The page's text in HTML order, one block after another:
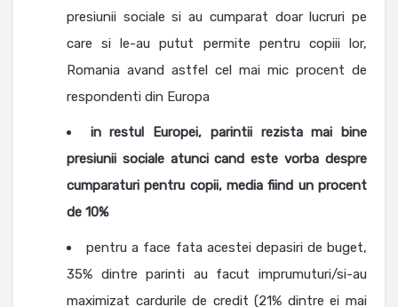
presiunii sociale si au cumparat doar lucruri pe
care si le-au putut permite pentru copiii lor,
Romania avand astfel cel mai mic procent de
respondenti din Europa
in restul Europei, parintii rezista mai bine
presiunii sociale atunci cand este vorba despre
cumparaturi pentru copii, media fiind un procent
de 10%
pentru a face fata acestei depasiri de buget,
35% dintre parinti au facut imprumuturi/si-au
maximizat cardurile de credit (21% dintre ei mai